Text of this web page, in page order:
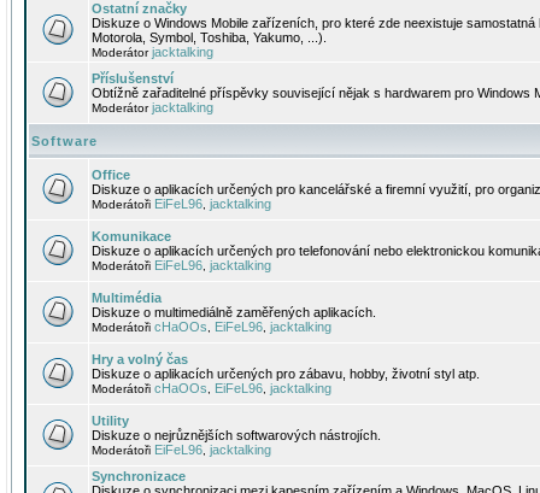
Ostatní značky
Diskuze o Windows Mobile zařízeních, pro které zde neexistuje
Motorola, Symbol, Toshiba, Yakumo, ...).
Moderátorjacktalking
Příslušenství
Obtížně zařaditelné příspěvky související nějak s hardwarem pro Windows
Moderátorjacktalking
Software
Office
Diskuze o aplikacích určených pro kancelářské a firemní využití, pro
Moderátoři EiFeL96 jacktalking
Komunikace
Diskuze o aplikacích určených pro telefonování nebo elektronickou
Moderátoři EiFeL96 jacktalking
Multimédia
Diskuze o multimediálně zaměřených aplikacích.
Moderátoři cHaOOs EiFeL96 jacktalking
Hry a volný čas
Diskuze o aplikacích určených pro zábavu, hobby, životní styl atp.
Moderátoři cHaOOs EiFeL96 jacktalking
Utility
Diskuze o nejrůznějších softwarových nástrojích.
Moderátoři EiFeL96 jacktalking
Synchronizace